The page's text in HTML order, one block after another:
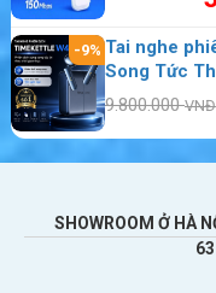
Quốc Và Đài
-9% Tai nghe
Song Tức
9.800.000VNĐ
SHOWROOM Ở HÀ